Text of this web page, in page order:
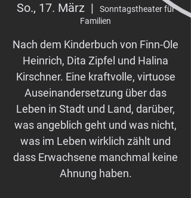
So., 17. März
  |
Sonntagstheater für
Familien
Nach dem Kinderbuch von Finn-Ole
Heinrich, Dita Zipfel und Halina
Kirschner. Eine kraftvolle, virtuose
Auseinandersetzung über das
Leben in Stadt und Land, darüber,
was angeblich geht und was nicht,
was im Leben wirklich zählt und
dass Erwachsene manchmal keine
Ahnung haben.